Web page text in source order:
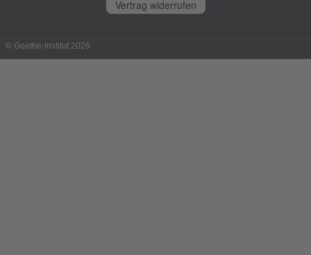
Vertrag widerrufen
© Goethe-Institut 2026